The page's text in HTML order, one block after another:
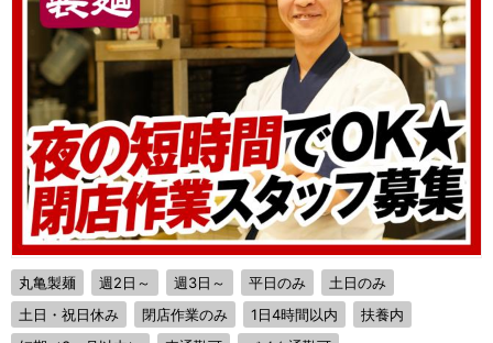
丸亀製麺 週2日～ 週3日～ 平日のみ
土日のみ
土日・祝日休み
閉店作業のみ 1日4時間以内
扶養内